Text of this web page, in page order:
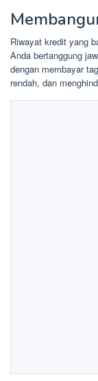
Riwayat kredit yang
Anda bertanggung
dengan membayar
rendah, dan